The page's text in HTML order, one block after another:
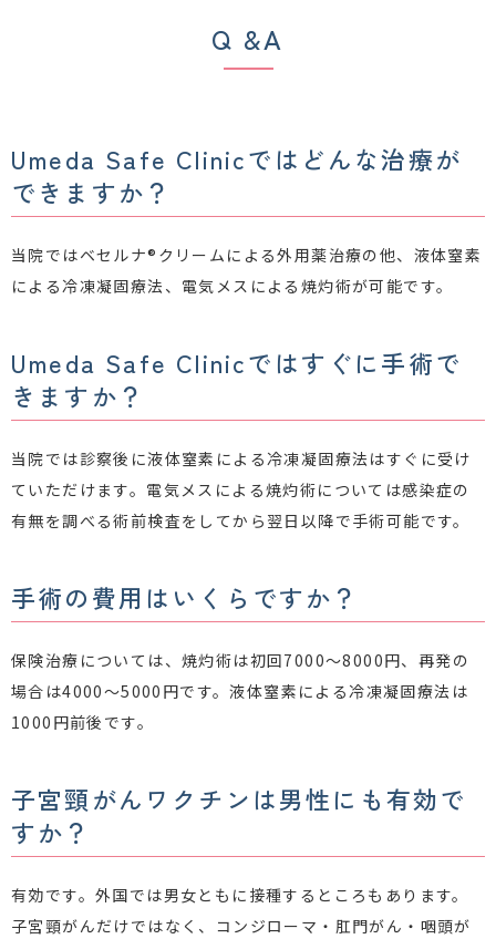
Q &A
Umeda Safe Clinicではどんな治療が
できますか？
当院ではベセルナ®️クリームによる外用薬治療の他、液体窒素
による冷凍凝固療法、電気メスによる焼灼術が可能です。
Umeda Safe Clinicではすぐに手術で
きますか？
当院では診察後に液体窒素による冷凍凝固療法はすぐに受け
ていただけます。電気メスによる焼灼術については感染症の
有無を調べる術前検査をしてから翌日以降で手術可能です。
手術の費用はいくらですか？
保険治療については、焼灼術は初回7000〜8000円、再発の
場合は4000〜5000円です。液体窒素による冷凍凝固療法は
1000円前後です。
子宮頸がんワクチンは男性にも有効で
すか？
有効です。外国では男女ともに接種するところもあります。
子宮頸がんだけではなく、コンジローマ・肛門がん・咽頭が